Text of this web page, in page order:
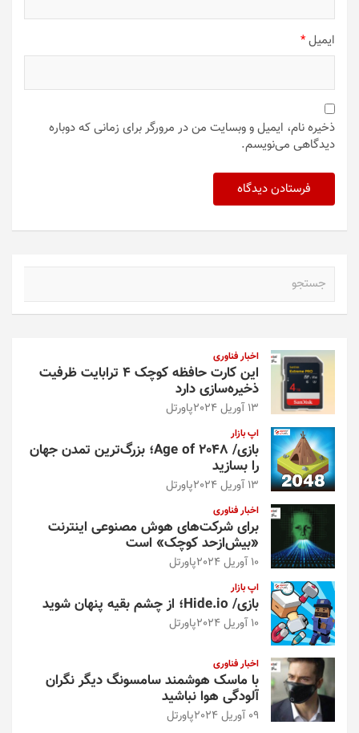
ایمیل*
ذخیره نام، ایمیل و وبسایت من در مرورگر برای زمانی که دوباره
دیدگاهی می‌نویسم.
اخبار فناوری
این کارت حافظه کوچک ۴ ترابایت ظرفیت
ذخیره‌سازی دارد
13 آوریل 2024 پاورتل
اپ بازار
بازی/ Age of 2048؛ بزرگ‌ترین تمدن جهان
را بسازید
13 آوریل 2024 پاورتل
اخبار فناوری
برای شرکت‌های هوش مصنوعی اینترنت
«بیش‌از‌حد کوچک» است
10 آوریل 2024 پاورتل
اپ بازار
بازی/ Hide.io؛ از چشم بقیه پنهان شوید
10 آوریل 2024 پاورتل
اخبار فناوری
با ماسک هوشمند سامسونگ دیگر نگران
آلودگی هوا نباشید
09 آوریل 2024 پاورتل